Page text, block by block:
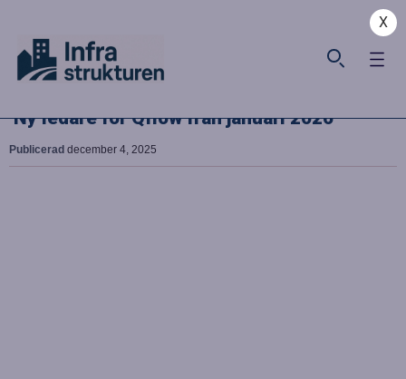
X
Ny ledare för Qflow från januari 2026
Publicerad december 4, 2025